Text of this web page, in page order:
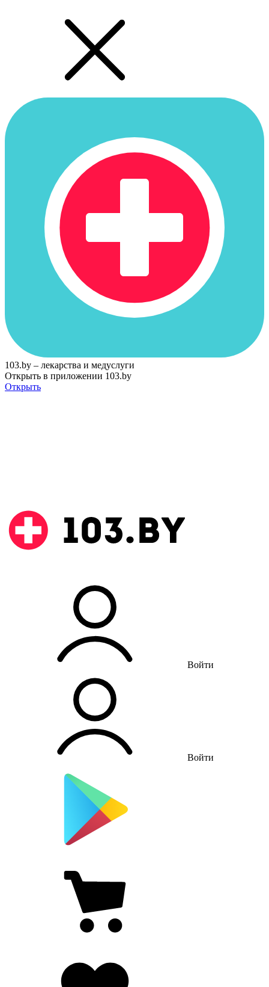
103.by – лекарства и медуслуги
Открыть в приложении 103.by
Открыть
Войти
Войти